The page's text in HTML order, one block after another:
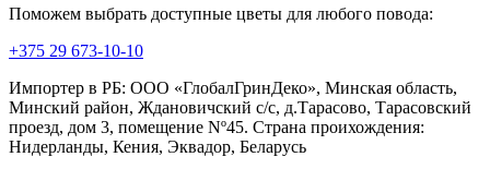
Поможем выбрать доступные цветы для любого повода:
+375 29 673-10-10
Импортер в РБ: ООО «ГлобалГринДеко», Минская область,
Минский район, Ждановичский с/с, д.Тарасово, Тарасовский
проезд, дом 3, помещение Nº45. Страна проихождения:
Нидерланды, Кения, Эквадор, Беларусь